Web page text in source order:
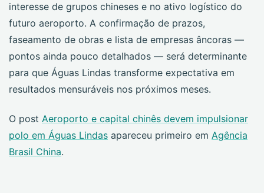
interesse de grupos chineses e no ativo logístico do
futuro aeroporto. A confirmação de prazos,
faseamento de obras e lista de empresas âncoras —
pontos ainda pouco detalhados — será determinante
para que Águas Lindas transforme expectativa em
resultados mensuráveis nos próximos meses.
O post Aeroporto e capital chinês devem impulsionar
polo em Águas Lindas apareceu primeiro em Agência
Brasil China.